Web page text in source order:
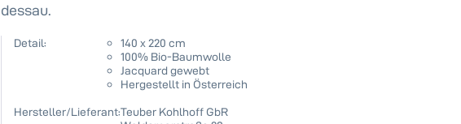
dessau.
Detail:
140 x 220 cm
100% Bio-Baumwolle
Jacquard gewebt
Hergestellt in Österreich
Hersteller/Lieferant:Teuber Kohlhoff GbR